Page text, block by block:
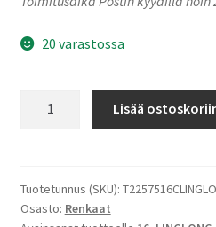
20 varastossa
GreenMax
Winter
Lisää
Tuotetunnus (SKU):
Osasto: Renkaat